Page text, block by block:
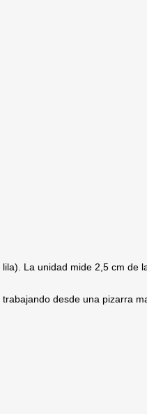
La unidad mide 2,5 cm de
desde una pizarra